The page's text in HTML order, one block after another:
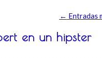
← Entradas
en un hipster